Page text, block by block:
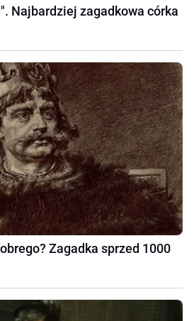
Najbardziej zagadkowa córka
Zagadka sprzed 1000